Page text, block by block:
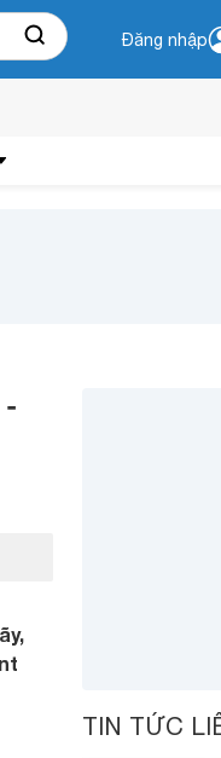
Đăng nhập
-
TIN TỨC